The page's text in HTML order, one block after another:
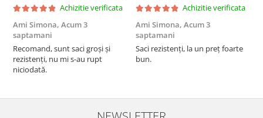
Achizitie verificata
Ami Simona, Acum 3
saptamani
Recomand, sunt saci groși și
rezistenți, nu mi s-au rupt
niciodată.
Achizitie verificata
Ami Simona, Acum 3
saptamani
Saci rezistenți, la un preț foarte
bun.